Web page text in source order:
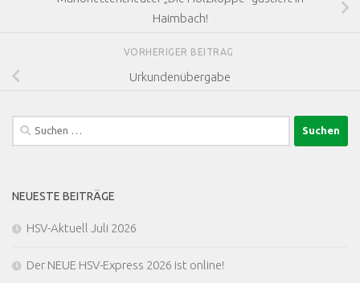
Haimbach!
VORHERIGER BEITRAG
Urkundenübergabe
Suchen
nach:
NEUESTE BEITRÄGE
HSV-Aktuell Juli 2026
Der NEUE HSV-Express 2026 ist online!